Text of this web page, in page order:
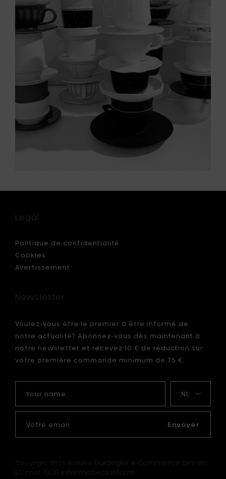
Legal
Politique de confidentialité
Cookies
Avertissement
Newsletter
Voulez-vous être le premier à être informé de
notre actualité? Abonnez-vous dès maintenant à
notre newsletter et recevez 10 € de réduction sur
votre première commande minimum de 75 €.
name
langue
email
Envoyer